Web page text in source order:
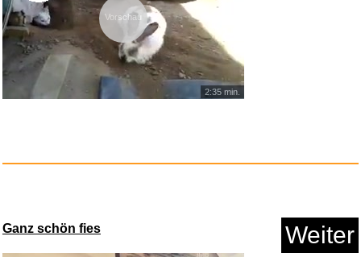
Lichterland - Best of...
Vorschau
2:35 min.
Ganz schön fies Weiter